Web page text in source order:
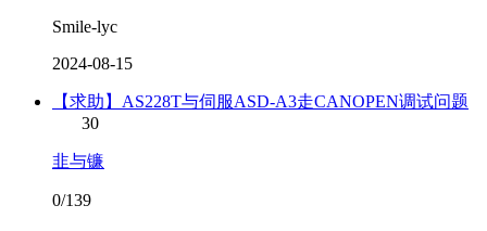
Smile-lyc
2024-08-15
【求助】AS228T与伺服ASD-A3走CANOPEN调试问题
30
韭与镰
0/139